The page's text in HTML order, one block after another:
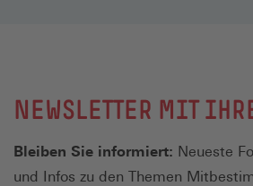
NEWSLETTER MIT
Bleiben Sie informiert: Neueste
und Infos zu den Themen